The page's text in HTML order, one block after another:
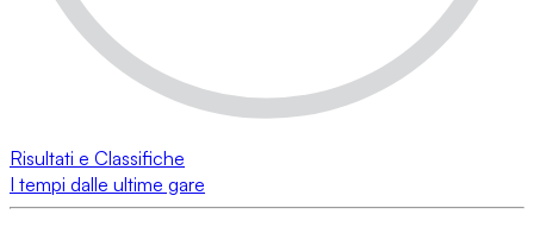
Risultati e Classifiche
I tempi dalle ultime gare